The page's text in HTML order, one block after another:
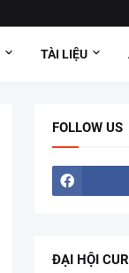
TÀI LIỆU
FOLLOW US
ĐẠI HỘI